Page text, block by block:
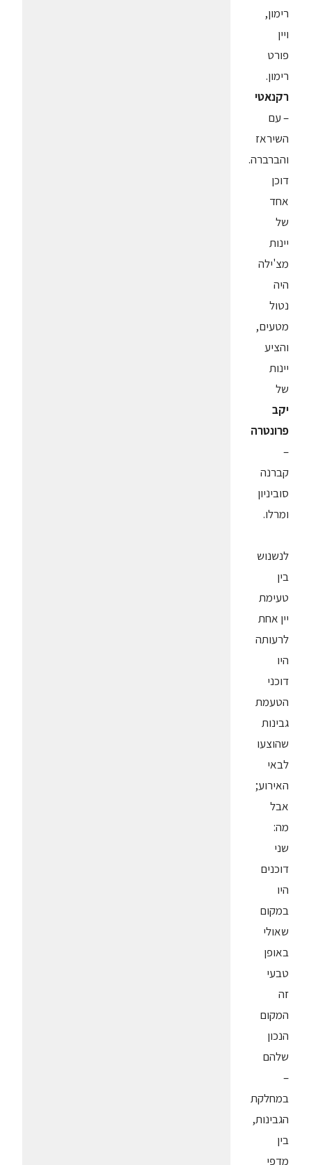
רימון,
ויין
פורט
רימון.
רקנאטי
– עם
השיראז
והברברה.
דוכן
אחד
של
יינות
מצ'ילה
היה
נטול
מטעים,
והציע
יינות
של
יקב
פרונטרה
–
קברנה
סוביניון
ומרלו.
לנשנוש
בין
טעימת
יין אחת
לרעותה
היו
דוכני
הטעמת
גבינות
שהוצעו
לבאי
האירוע;
אבל
מה:
שני
דוכנים
היו
במקום
שאולי
באופן
טבעי
זה
המקום
הנכון
שלהם
–
במחלקת
הגבינות,
בין
מדפי